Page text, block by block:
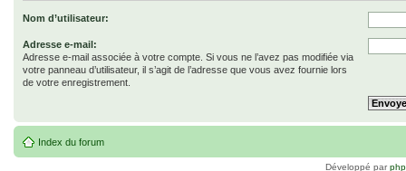
Nom d’utilisateur:
Adresse e-mail:
Adresse e-mail associée à votre compte. Si vous ne l’avez pas modifiée via
votre panneau d’utilisateur, il s’agit de l’adresse que vous avez fournie lors
de votre enregistrement.
Index du forum
Développé par